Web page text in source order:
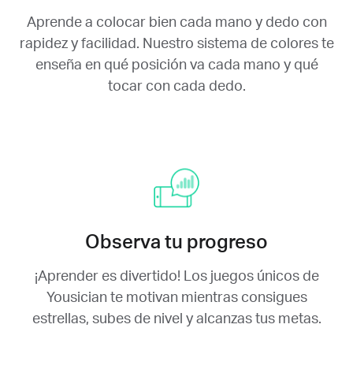
Aprende a colocar bien cada mano y dedo con
rapidez y facilidad. Nuestro sistema de colores te
enseña en qué posición va cada mano y qué
tocar con cada dedo.
Observa tu progreso
¡Aprender es divertido! Los juegos únicos de
Yousician te motivan mientras consigues
estrellas, subes de nivel y alcanzas tus metas.